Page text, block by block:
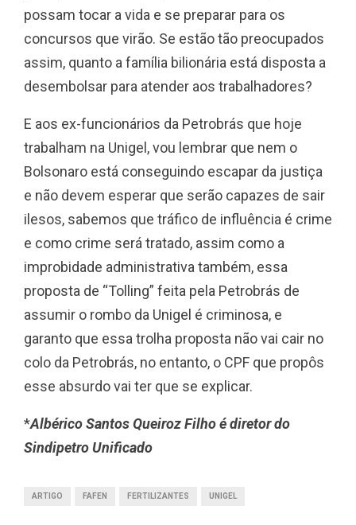
possam tocar a vida e se preparar para os
concursos que virão. Se estão tão preocupados
assim, quanto a família bilionária está disposta a
desembolsar para atender aos trabalhadores?
E aos ex-funcionários da Petrobrás que hoje
trabalham na Unigel, vou lembrar que nem o
Bolsonaro está conseguindo escapar da justiça
e não devem esperar que serão capazes de sair
ilesos, sabemos que tráfico de influência é crime
e como crime será tratado, assim como a
improbidade administrativa também, essa
proposta de “Tolling” feita pela Petrobrás de
assumir o rombo da Unigel é criminosa, e
garanto que essa trolha proposta não vai cair no
colo da Petrobrás, no entanto, o CPF que propôs
esse absurdo vai ter que se explicar.
*Albérico Santos Queiroz Filho é diretor do
Sindipetro Unificado
ARTIGO FAFEN FERTILIZANTES UNIGEL